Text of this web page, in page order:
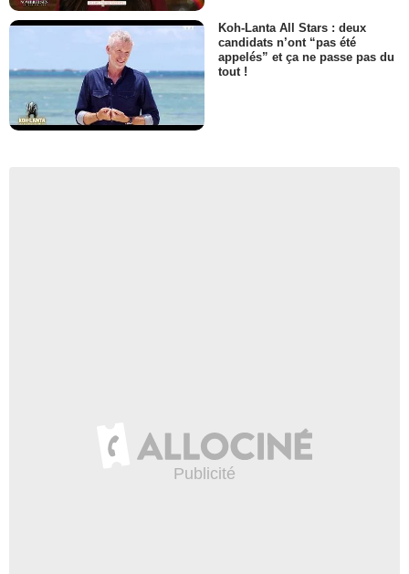
Koh-Lanta All Stars : deux
candidats n’ont “pas été
appelés” et ça ne passe pas du
tout !